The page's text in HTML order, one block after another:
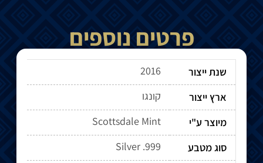
פרטים נוספים
שנת ייצור
2016
ארץ ייצור
קונגו
מיוצר ע"י
Scottsdale Mint
סוג מטבע
Silver .999